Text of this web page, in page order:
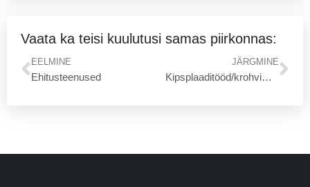
Vaata ka teisi kuulutusi samas piirkonnas:
Prev
EELMINE
Ehitusteenused
JÄRGMINE
Kipsplaaditööd/krohvimistööd/maalritööd/sise- ja välisviimistlus